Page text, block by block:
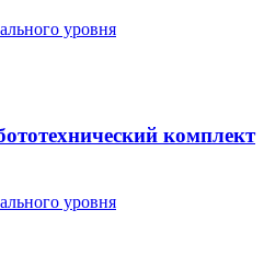
уровня
комплект
уровня